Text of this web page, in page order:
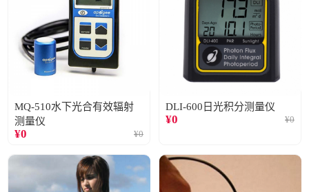
MQ-510水下光合有效辐射
测量仪
¥0 ¥0
DLI-600日光积分测量仪
¥0 ¥0